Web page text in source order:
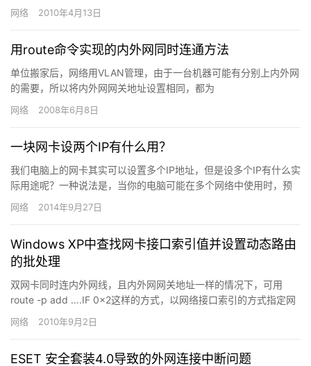
子网要指向内网。我们可以用route…
网络 2010年4月13日
用route命令实现的内外网同时连通方法
单位搬家后，网络用VLAN管理，由于一台机器可能有分别上内外网
的需要，所以将内外网网关地址设置相同，都为
192.168.XXX.254，这样，如果需要从内网切换至外网，只需换上
另一…
网络 2008年6月8日
一块网卡设两个IP有什么用？
我们电脑上的网卡其实可以设置多个IP地址，但是设多个IP有什么实
际用途呢？一种说法是，当你的电脑可能在多个网络中使用时，预
先设好多个IP，就省去每次更换IP的麻烦了。但这仅限于访问…
网络 2014年9月27日
Windows XP中查找网卡接口索引值并设置动态路由
的批处理
双网卡同时连内外网线，且内外网网关地址一样的情况下，可用
route -p add ….IF 0x2这样的方式，以网络接口索引的方式指定网
卡及相应的网关。然而，当禁用启用…
网络 2010年9月2日
ESET 安全套装4.0导致的外网连接中断问题